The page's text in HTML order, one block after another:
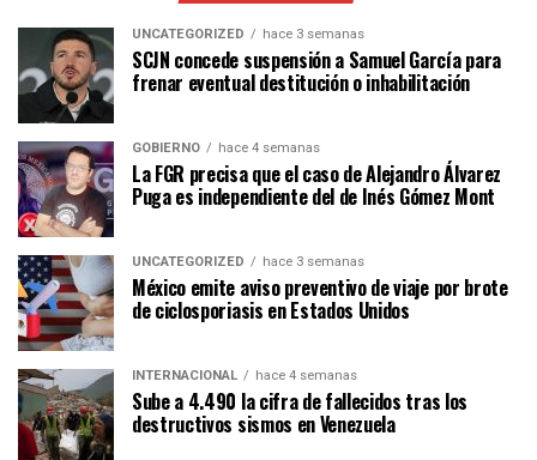
UNCATEGORIZED hace 3 semanas
SCJN concede suspensión a Samuel García para
frenar eventual destitución o inhabilitación
GOBIERNO hace 4 semanas
La FGR precisa que el caso de Alejandro Álvarez
Puga es independiente del de Inés Gómez Mont
UNCATEGORIZED hace 3 semanas
México emite aviso preventivo de viaje por brote
de ciclosporiasis en Estados Unidos
INTERNACIONAL hace 4 semanas
Sube a 4.490 la cifra de fallecidos tras los
destructivos sismos en Venezuela